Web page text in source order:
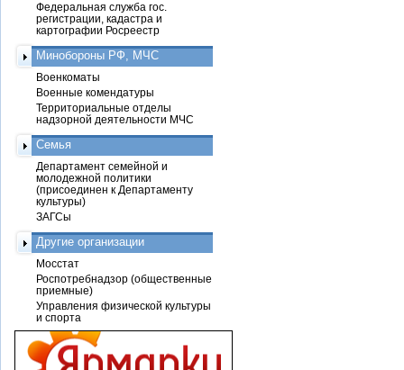
Федеральная служба гос.
регистрации, кадастра и
картографии Росреестр
Минобороны РФ, МЧС
Военкоматы
Военные комендатуры
Территориальные отделы
надзорной деятельности МЧС
Семья
Департамент семейной и
молодежной политики
(присоединен к Департаменту
культуры)
ЗАГСы
Другие организации
Мосстат
Роспотребнадзор (общественные
приемные)
Управления физической культуры
и спорта